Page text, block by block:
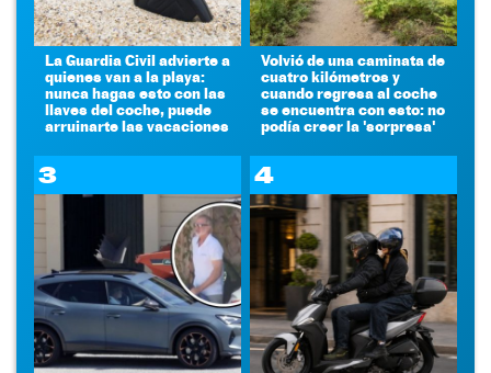
La Guardia Civil advierte a
quienes van a la playa:
nunca hagas esto con las
llaves del coche, puede
arruinarte las vacaciones
Volvió de una caminata de
cuatro kilómetros y
cuando regresa al coche
se encuentra con esto: no
podía creer la 'sorpresa'
3 4